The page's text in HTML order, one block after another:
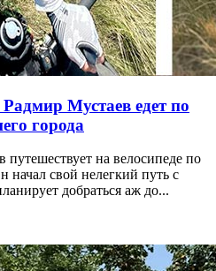
Мустаев едет по
города
на велосипеде по
начал свой нелегкий путь с
добраться аж до...